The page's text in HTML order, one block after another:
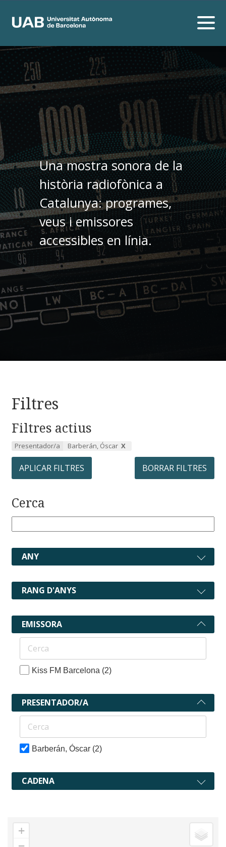
Una mostra sonora de la
història radiofònica a
Catalunya: programes,
veus i emissores
accessibles en línia.
Filtres
Filtres actius
Presentador/a Barberán, Óscar
APLICAR FILTRES BORRAR FILTRES
Cerca
ANY
RANG D'ANYS
EMISSORA
Kiss FM Barcelona (2)
PRESENTADOR/A
Barberán, Óscar (2)
CADENA
+